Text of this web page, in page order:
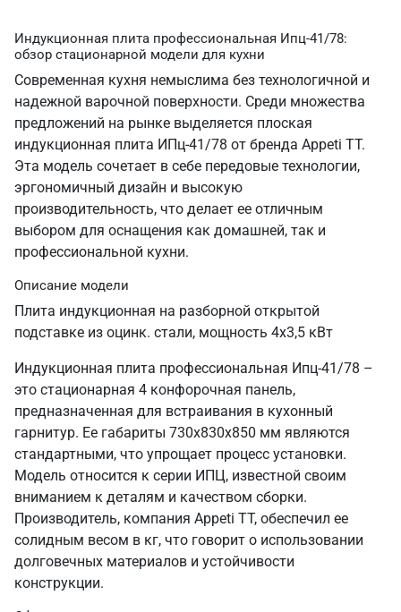
Индукционная плита профессиональная Ипц-41/78:
обзор стационарной модели для кухни
Современная кухня немыслима без технологичной и
надежной варочной поверхности. Среди множества
предложений на рынке выделяется плоская
индукционная плита ИПц-41/78 от бренда Appeti ТТ.
Эта модель сочетает в себе передовые технологии,
эргономичный дизайн и высокую
производительность, что делает ее отличным
выбором для оснащения как домашней, так и
профессиональной кухни.
Описание модели
Плита индукционная на разборной открытой
подставке из оцинк. стали, мощность 4х3,5 кВт
Индукционная плита профессиональная Ипц-41/78 –
это стационарная 4 конфорочная панель,
предназначенная для встраивания в кухонный
гарнитур. Ее габариты 730х830х850 мм являются
стандартными, что упрощает процесс установки.
Модель относится к серии ИПЦ, известной своим
вниманием к деталям и качеством сборки.
Производитель, компания Appeti ТТ, обеспечил ее
солидным весом в кг, что говорит о использовании
долговечных материалов и устойчивости
конструкции.